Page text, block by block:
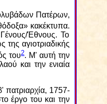
Πατέρων,
κακέκτυπα.
Έθνους. Το
αγιοτριαδικής
του2. Μ' αυτή την
και την ενιαία
πατριαρχία, 1757-
έργο του και την